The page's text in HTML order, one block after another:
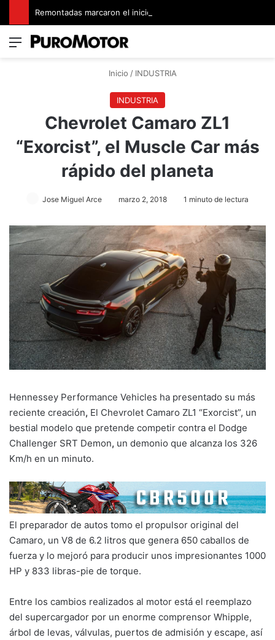
Menú
Inicio / INDUSTRIA
INDUSTRIA
Chevrolet Camaro ZL1
“Exorcist”, el Muscle Car más
rápido del planeta
Jose Miguel Arce marzo 2, 2018 1 minuto de lectura
Hennessey Performance Vehicles ha presentado su más
reciente creación, El Chevrolet Camaro ZL1 “Exorcist”, un
bestial modelo que pretende competir contra el Dodge
Challenger SRT Demon, un demonio que alcanza los 326
Km/h en un minuto.
El preparador de autos tomo el propulsor original del
Camaro, un V8 de 6.2 litros que genera 650 caballos de
fuerza y lo mejoró para producir unos impresionantes 1000
HP y 833 libras-pie de torque.
Entre los cambios realizados al motor está el reemplazo
del supercargador por un enorme comprensor Whipple,
árbol de levas, válvulas, puertos de admisión y escape, así